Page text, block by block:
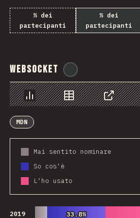
% dei
partecipanti
% dei
partecipanti
WebSocket
Grafico Dati
MDN
Mai sentito nominare
So cos'è
L'ho usato
2019 33.8%
33.8%